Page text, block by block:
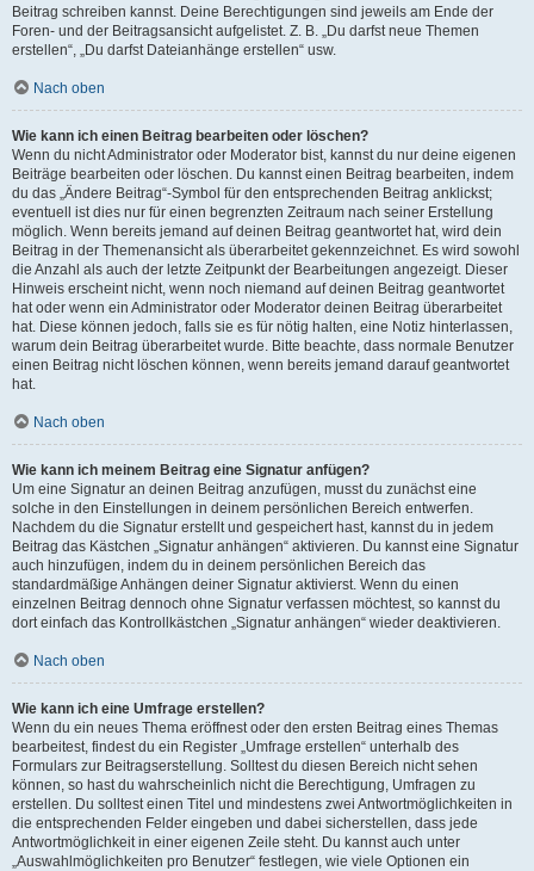
Beitrag schreiben kannst. Deine Berechtigungen sind jeweils am Ende der
Foren- und der Beitragsansicht aufgelistet. Z. B. „Du darfst neue Themen
erstellen“, „Du darfst Dateianhänge erstellen“ usw.
Nach oben
Wie kann ich einen Beitrag bearbeiten oder löschen?
Wenn du nicht Administrator oder Moderator bist, kannst du nur deine eigenen
Beiträge bearbeiten oder löschen. Du kannst einen Beitrag bearbeiten, indem
du das „Ändere Beitrag“-Symbol für den entsprechenden Beitrag anklickst;
eventuell ist dies nur für einen begrenzten Zeitraum nach seiner Erstellung
möglich. Wenn bereits jemand auf deinen Beitrag geantwortet hat, wird dein
Beitrag in der Themenansicht als überarbeitet gekennzeichnet. Es wird sowohl
die Anzahl als auch der letzte Zeitpunkt der Bearbeitungen angezeigt. Dieser
Hinweis erscheint nicht, wenn noch niemand auf deinen Beitrag geantwortet
hat oder wenn ein Administrator oder Moderator deinen Beitrag überarbeitet
hat. Diese können jedoch, falls sie es für nötig halten, eine Notiz hinterlassen,
warum dein Beitrag überarbeitet wurde. Bitte beachte, dass normale Benutzer
einen Beitrag nicht löschen können, wenn bereits jemand darauf geantwortet
hat.
Nach oben
Wie kann ich meinem Beitrag eine Signatur anfügen?
Um eine Signatur an deinen Beitrag anzufügen, musst du zunächst eine
solche in den Einstellungen in deinem persönlichen Bereich entwerfen.
Nachdem du die Signatur erstellt und gespeichert hast, kannst du in jedem
Beitrag das Kästchen „Signatur anhängen“ aktivieren. Du kannst eine Signatur
auch hinzufügen, indem du in deinem persönlichen Bereich das
standardmäßige Anhängen deiner Signatur aktivierst. Wenn du einen
einzelnen Beitrag dennoch ohne Signatur verfassen möchtest, so kannst du
dort einfach das Kontrollkästchen „Signatur anhängen“ wieder deaktivieren.
Nach oben
Wie kann ich eine Umfrage erstellen?
Wenn du ein neues Thema eröffnest oder den ersten Beitrag eines Themas
bearbeitest, findest du ein Register „Umfrage erstellen“ unterhalb des
Formulars zur Beitragserstellung. Solltest du diesen Bereich nicht sehen
können, so hast du wahrscheinlich nicht die Berechtigung, Umfragen zu
erstellen. Du solltest einen Titel und mindestens zwei Antwortmöglichkeiten in
die entsprechenden Felder eingeben und dabei sicherstellen, dass jede
Antwortmöglichkeit in einer eigenen Zeile steht. Du kannst auch unter
„Auswahlmöglichkeiten pro Benutzer“ festlegen, wie viele Optionen ein